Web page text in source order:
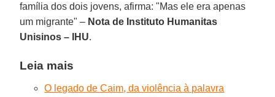
família dos dois jovens, afirma: "Mas ele era apenas
um migrante" – Nota de Instituto Humanitas
Unisinos – IHU.
Leia mais
O legado de Caim, da violência à palavra